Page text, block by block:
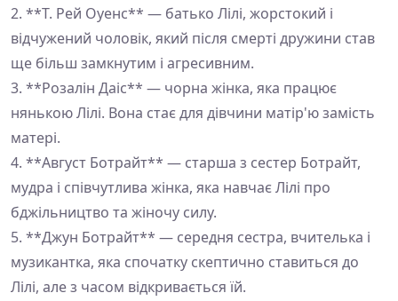
2. **Т. Рей Оуенс** — батько Лілі, жорстокий і
відчужений чоловік, який після смерті дружини став
ще більш замкнутим і агресивним.
3. **Розалін Даіс** — чорна жінка, яка працює
нянькою Лілі. Вона стає для дівчини матір'ю замість
матері.
4. **Август Ботрайт** — старша з сестер Ботрайт,
мудра і співчутлива жінка, яка навчає Лілі про
бджільництво та жіночу силу.
5. **Джун Ботрайт** — середня сестра, вчителька і
музикантка, яка спочатку скептично ставиться до
Лілі, але з часом відкривається їй.